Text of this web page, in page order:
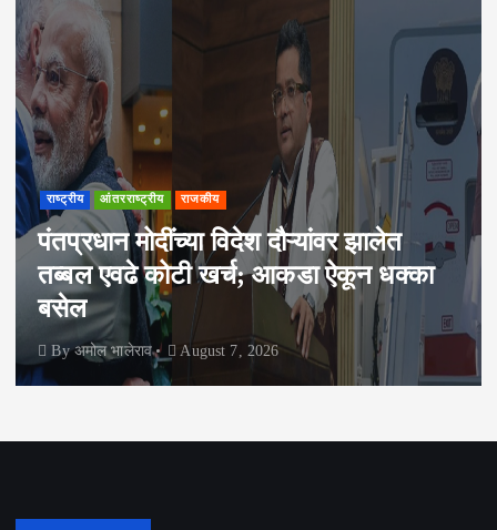
राष्ट्रीय आंतरराष्ट्रीय राजकीय
पंतप्रधान मोदींच्या विदेश दौऱ्यांवर झालेत
तब्बल एवढे कोटी खर्च; आकडा ऐकून धक्का
बसेल
Byअमोल भालेराव August 7, 2026